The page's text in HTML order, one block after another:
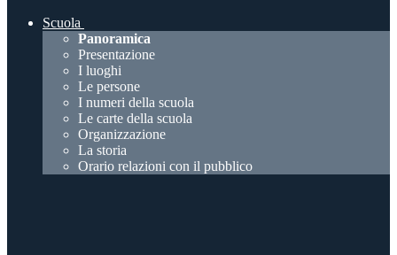
Scuola
Panoramica
Presentazione
I luoghi
Le persone
I numeri della scuola
Le carte della scuola
Organizzazione
La storia
Orario relazioni con il pubblico